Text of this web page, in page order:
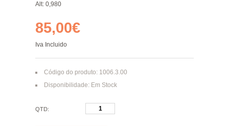
Alt: 0,980
85,00€
Iva Incluido
Código do produto: 1006.3.00
Disponibilidade: Em Stock
QTD: